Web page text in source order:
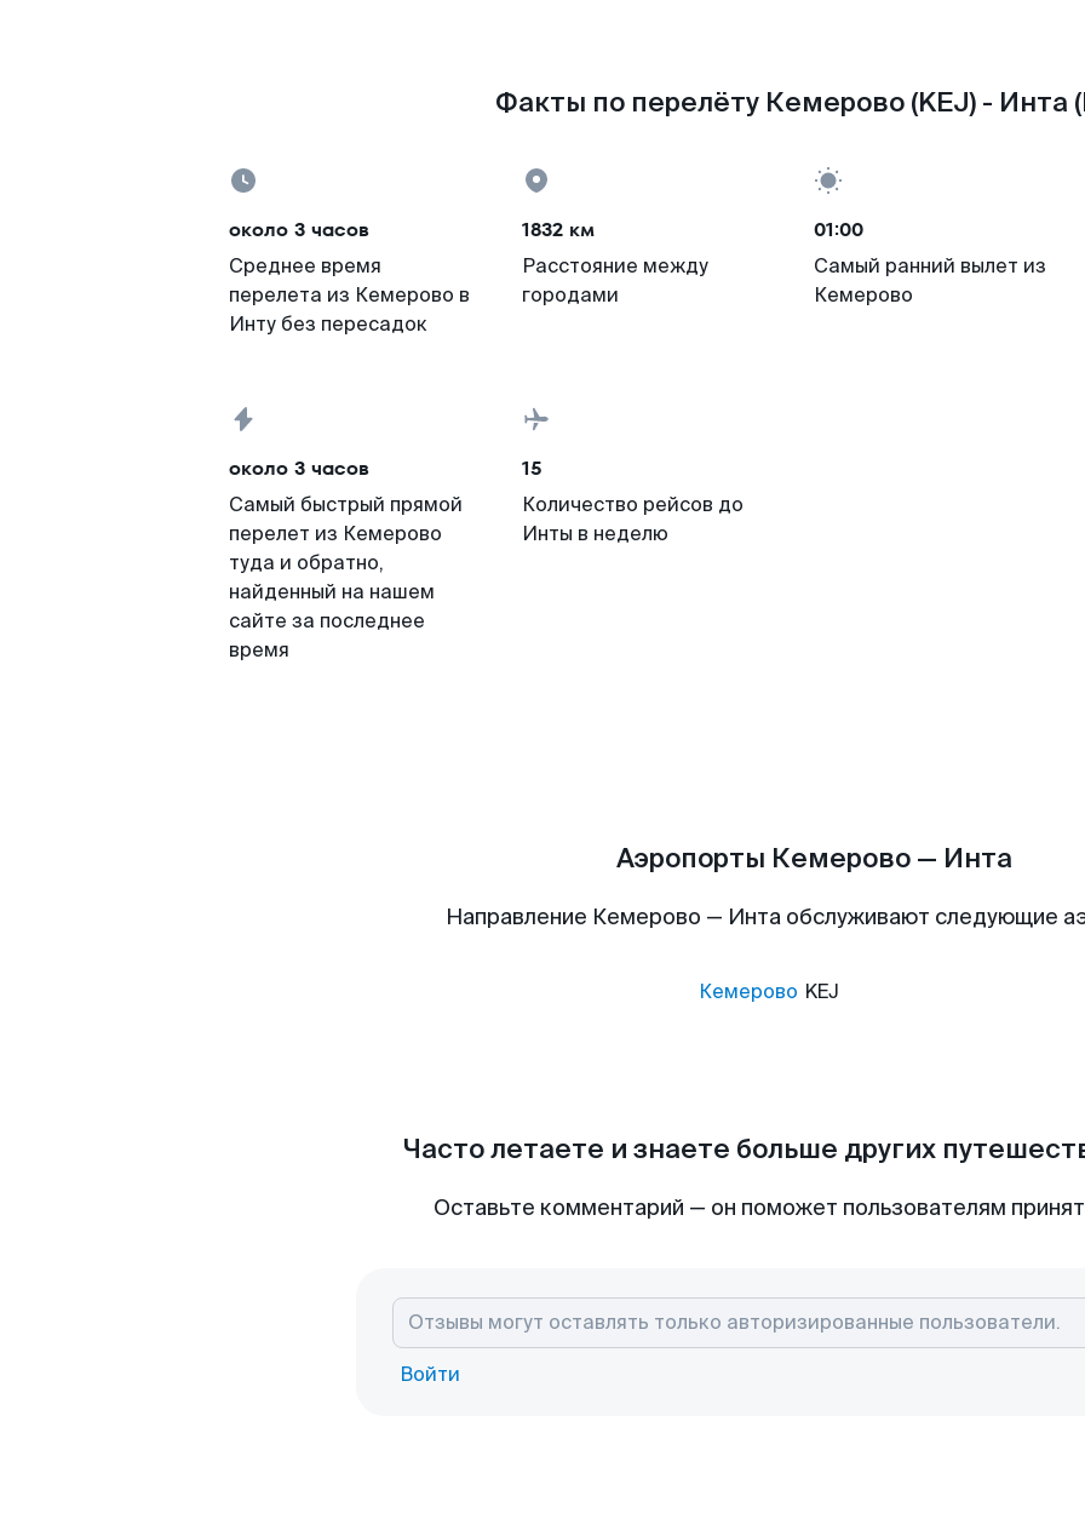
Факты по перелёту Кемерово (KEJ) - Инта
около 3 часов
Среднее время
перелета из Кемерово в
Инту без пересадок
1832 км
Расстояние между
городами
01:00
Самый ранний вылет из
Кемерово
около 3 часов
Самый быстрый прямой
перелет из Кемерово
туда и обратно,
найденный на нашем
сайте за последнее
время
15
Количество рейсов до
Инты в неделю
Аэропорты Кемерово — Инта
Направление Кемерово — Инта обслуживают следующие
Кемерово KEJ
Часто летаете и знаете больше других
Оставьте комментарий — он поможет пользователям
Войти